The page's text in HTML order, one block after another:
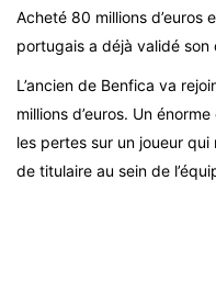
Acheté 80 millions d’euros
portugais a déjà validé son
L’ancien de Benfica va
millions d’euros. Un
les pertes sur un joueur qui
de titulaire au sein de